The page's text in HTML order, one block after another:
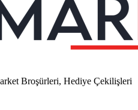
Broşürleri, Hediye Çekilişleri